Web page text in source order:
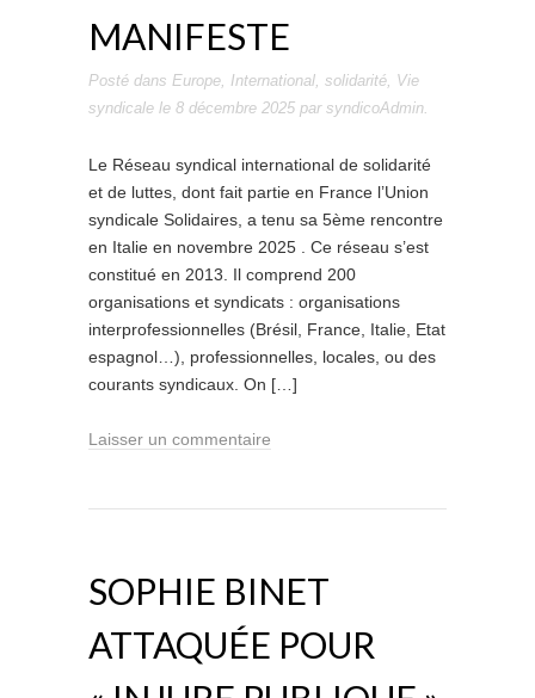
MANIFESTE
Posté dans Europe, International, solidarité, Vie
syndicale le 8 décembre 2025 par syndicoAdmin.
Le Réseau syndical international de solidarité
et de luttes, dont fait partie en France l’Union
syndicale Solidaires, a tenu sa 5ème rencontre
en Italie en novembre 2025 . Ce réseau s’est
constitué en 2013. Il comprend 200
organisations et syndicats : organisations
interprofessionnelles (Brésil, France, Italie, Etat
espagnol…), professionnelles, locales, ou des
courants syndicaux. On […]
Laisser un commentaire
SOPHIE BINET
ATTAQUÉE POUR